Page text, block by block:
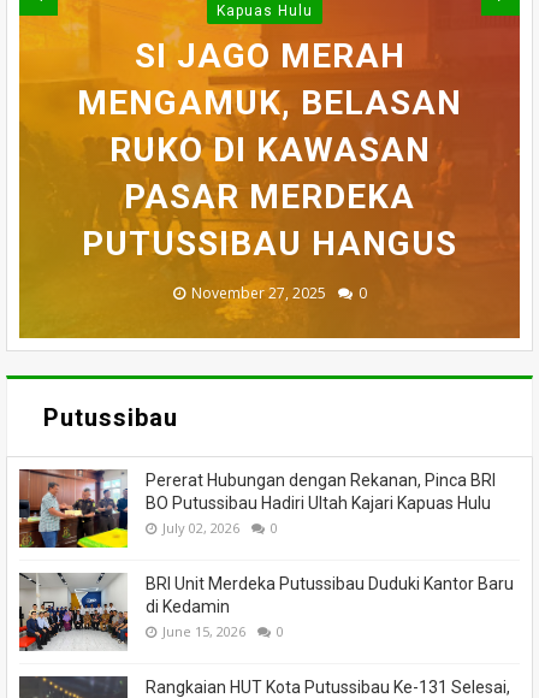
WARGA DESA SEI AJUNG
YANG DILAPORKAN
HILANG SAAT
MEMANCING DITEMUKAN
MENINGGAL DUNIA
July 05, 2026 0
Kapuas Hulu
SI JAGO MERAH
MENGAMUK, BELASAN
RUKO DI KAWASAN
PASAR MERDEKA
PUTUSSIBAU HANGUS
November 27, 2025 0
PEDULI KORBAN
KEBAKARAN, KORAMIL
BADAU BERI BANTUAN
March 26, 2025 0
BELASAN TOKO PAKAIAN
DI PUTUSSIBAU LUDES
DILALAP API
March 13, 2025 0
SEMPAT SEKARAT, H
AKHIRNYA TEWAS
SETELAH 'DIHAKIMI'
MASSA
February 18, 2025 0
Putussibau
Pererat Hubungan dengan Rekanan, Pinca BRI
BO Putussibau Hadiri Ultah Kajari Kapuas Hulu
July 02, 2026 0
BRI Unit Merdeka Putussibau Duduki Kantor Baru
di Kedamin
June 15, 2026 0
Rangkaian HUT Kota Putussibau Ke-131 Selesai,